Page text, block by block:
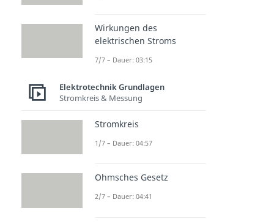
PNP
Transist
or
Mosfet
Dauer: 04:36Dauer: 04:38
Wirkungen des
elektrischen Stroms
7/7 – Dauer: 03:15
Elektrotechnik Grundlagen
Stromkreis & Messung
Stromkreis
1/7 – Dauer: 04:57
Ohmsches Gesetz
2/7 – Dauer: 04:41